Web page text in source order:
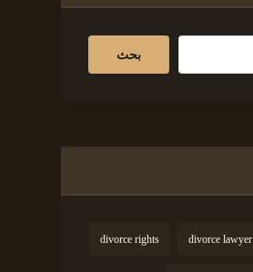
divorce lawyer
divorce rights